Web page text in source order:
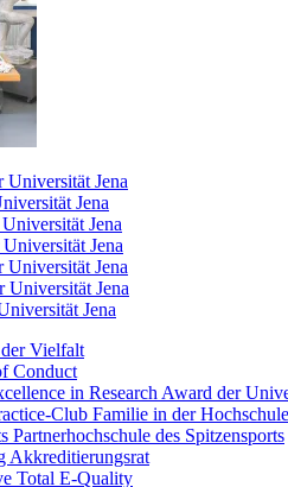
Universität Jena
Jena
Jena
Jena
Jena
Universität Jena
Jena
Vielfalt
Conduct
in Research Award der
Club Familie in der Hochschule
Partnerhochschule des Spitzensports
Akkreditierungsrat
Total E-Quality